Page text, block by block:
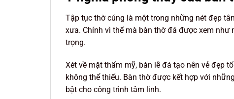
Tập tục thờ cúng là một trong những nét đẹp
xưa. Chính vì thế mà bàn thờ đá được xem
trọng.
Xét về mặt thẩm mỹ, bàn lễ đá tạo nên vẻ đẹp
không thể thiếu. Bàn thờ được kết hợp với
bật cho công trình tâm linh.